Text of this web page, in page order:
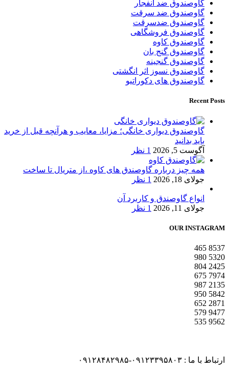
گاوصندوق ضد انفجار
گاوصندوق ضد سرقت
گاوصندوق ضدسرقت
گاوصندوق فروشگاهی
گاوصندوق کاوه
گاوصندوق گنج بان
گاوصندوق گنجینه
گاوصندوق نسوز اثر انگشتی
گاوصندوق های دکوراتیو
Recent Posts
گاوصندوق دیواری خانگی؛ مزایا، معایب و هرآنچه قبل از خرید
باید بدانید
آگوست 5, 2026
1 نظر
همه چیز درباره گاوصندق های کاوه ،از متریال تا ساخت
جولای 18, 2026
1 نظر
انواع گاوصندق و کاربرد آن
جولای 11, 2026
1 نظر
OUR INSTAGRAM
8537
465
5320
980
2425
804
7974
675
2135
987
5842
950
2871
652
9477
579
9562
535
ارتباط با ما : ۰۹۱۲۳۳۹۵۸۰۳-۰۹۱۲۸۴۸۲۹۸۵